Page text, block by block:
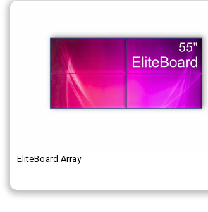
EliteBoard Array